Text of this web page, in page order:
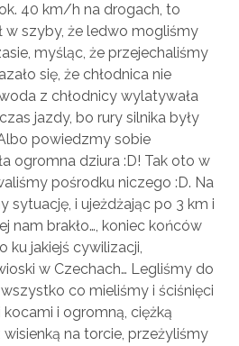
40 km/h na drogach, to
w szyby, że ledwo mogliśmy
myśląc, że przejechaliśmy
się, że chłodnica nie
z chłodnicy wylatywała
jazdy, bo rury silnika były
powiedzmy sobie
ogromna dziura :D! Tak oto w
pośrodku niczego :D. Na
sytuację, i ujeżdżając po 3 km i
nam brakło…, koniec końców
ku jakiejś cywilizacji,
w Czechach… Legliśmy do
co mieliśmy i ściśnięci
i ogromną, ciężką
na torcie, przeżyliśmy